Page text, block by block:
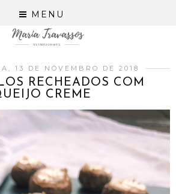
MENU
13 DE NOVEMBRO DE 2018
RECHEADOS COM
CREME